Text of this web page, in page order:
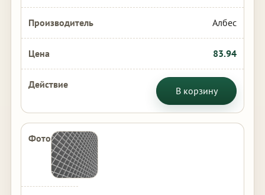
Албес
83.94
В корзину